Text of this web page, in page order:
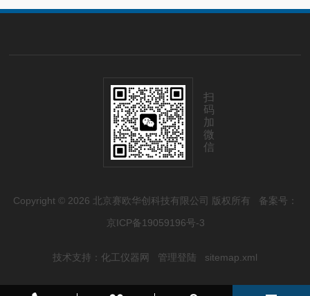
扫
码
加
微
信
Copyright © 2026 北京赛欧华创科技有限公司 版权所有 备案号：
京ICP备19059196号-3
技术支持： 化工仪器网 管理登陆 sitemap.xml